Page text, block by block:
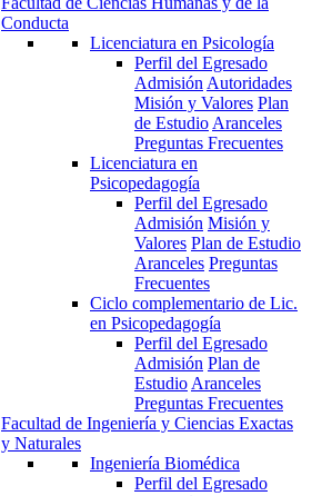
Conducta
Licenciatura en Psicología
Perfil del Egresado
Admisión Autoridades
Misión y Valores Plan
de Estudio Aranceles
Preguntas Frecuentes
Licenciatura en
Psicopedagogía
Perfil del Egresado
Admisión Misión y
Valores Plan de Estudio
Aranceles Preguntas
Frecuentes
Ciclo complementario de Lic.
en Psicopedagogía
Perfil del Egresado
Admisión Plan de
Estudio Aranceles
Preguntas Frecuentes
Facultad de Ingeniería y Ciencias Exactas
y Naturales
Ingeniería Biomédica
Perfil del Egresado